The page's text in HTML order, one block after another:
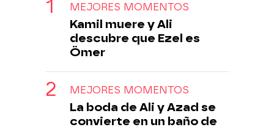
MEJORES MOMENTOS
Kamil muere y Ali
descubre que Ezel es
Ömer
MEJORES MOMENTOS
La boda de Ali y Azad se
convierte en un baño de